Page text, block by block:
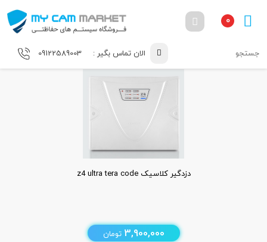
0
الان تماس بگیر : 09122589003
دزدگیر کلاسیک z4 ultra tera code
3,900,000 تومان